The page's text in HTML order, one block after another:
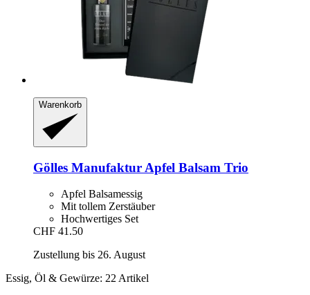
Warenkorb
Gölles Manufaktur Apfel Balsam Trio
Apfel Balsamessig
Mit tollem Zerstäuber
Hochwertiges Set
CHF 41.50
Zustellung bis 26. August
Essig, Öl & Gewürze: 22 Artikel